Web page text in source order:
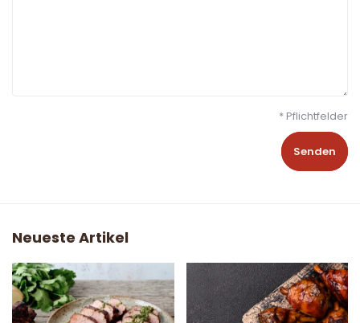
* Pflichtfelder
Senden
Neueste Artikel